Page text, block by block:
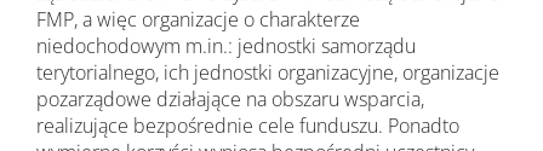
FMP, a więc organizacje o charakterze
niedochodowym m.in.: jednostki samorządu
terytorialnego, ich jednostki organizacyjne, organizacje
pozarządowe działające na obszaru wsparcia,
realizujące bezpośrednie cele funduszu. Ponadto